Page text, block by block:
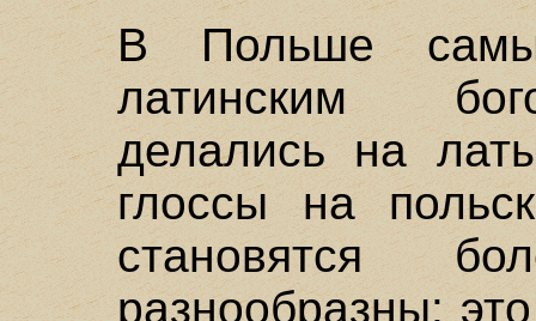
В Польше
латинским
делались на
глоссы на
становятся
разнообразны: